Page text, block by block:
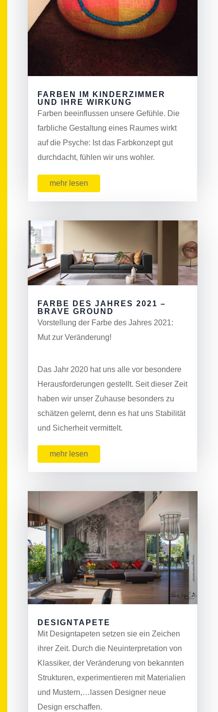
FARBEN IM KINDERZIMMER
UND IHRE WIRKUNG
Farben beeinflussen unsere Gefühle. Die
farbliche Gestaltung eines Raumes wirkt
auf die Psyche: Ist das Farbkonzept gut
durchdacht, fühlen wir uns wohler.
mehr lesen
FARBE DES JAHRES 2021 –
BRAVE GROUND
Vorstellung der Farbe des Jahres 2021:
Mut zur Veränderung!
Das Jahr 2020 hat uns alle vor besondere
Herausforderungen gestellt. Seit dieser Zeit
haben wir unser Zuhause besonders zu
schätzen gelernt, denn es hat uns Stabilität
und Sicherheit vermittelt.
mehr lesen
DESIGNTAPETE
Mit Designtapeten setzen sie ein Zeichen
ihrer Zeit. Durch die Neuinterpretation von
Klassiker, der Veränderung von bekannten
Strukturen, experimentieren mit Materialien
und Mustern,…lassen Designer neue
Design erschaffen.